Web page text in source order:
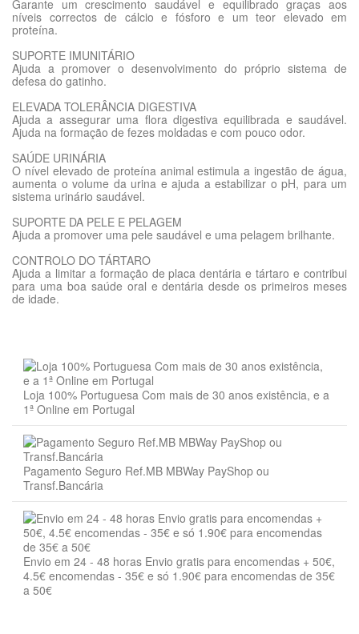
Garante um crescimento saudável e equilibrado graças aos
níveis correctos de cálcio e fósforo e um teor elevado em
proteína.
SUPORTE IMUNITÁRIO
Ajuda a promover o desenvolvimento do próprio sistema de
defesa do gatinho.
ELEVADA TOLERÂNCIA DIGESTIVA
Ajuda a assegurar uma flora digestiva equilibrada e saudável.
Ajuda na formação de fezes moldadas e com pouco odor.
SAÚDE URINÁRIA
O nível elevado de proteína animal estimula a ingestão de água,
aumenta o volume da urina e ajuda a estabilizar o pH, para um
sistema urinário saudável.
SUPORTE DA PELE E PELAGEM
Ajuda a promover uma pele saudável e uma pelagem brilhante.
CONTROLO DO TÁRTARO
Ajuda a limitar a formação de placa dentária e tártaro e contribui
para uma boa saúde oral e dentária desde os primeiros meses
de idade.
Estado Saúde
Crescimento
Lactação
Sabor
Frango
Porco
Produto
PESO DO GATO (KG)
3 - 5 MESES
0,5
15
1
1,5
2
60
2,5
75
3,5
105
Proteína desidratada de porco e aves, gordura animal, proteína
animal hidrolisada, fécula de batata (mín.8%), ervilha inteira
(mín.6%), arroz, lenhinocelulose, cascas de favas, sais minerais,
óleo de peixe, polpa de beterraba, semente de linho, fruto-
oligossacáridos, fibras de psílio, levedura de betaglucano,
quitosano, extracto de folhas secas de alcachofra,Lactobacillus
acidophilus
pasteurizado.
Veterinary HPM™ não contém corantes ou aromas artificiais.
CONSTITUINTES ANALÍTICOS
(EM % DE MATÉRIA BRUTA)
Humidade
5.5 %
Proteína
Loja 100% Portuguesa Com mais de 30 anos existência, e a
1ª Online em Portugal
Pagamento Seguro Ref.MB MBWay PayShop ou
Transf.Bancária
Envio em 24 - 48 horas Envio gratis para encomendas + 50€,
4.5€ encomendas - 35€ e só 1.90€ para encomendas de 35€
a 50€